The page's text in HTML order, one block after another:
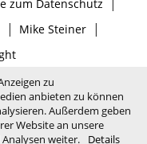
zum Datenschutz
| Mike Steiner|
zu
anbieten zu können
Außerdem geben
Website an unsere
weiter.
Details